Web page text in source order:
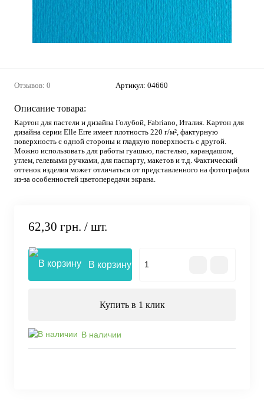
Отзывов: 0 Артикул: 04660
Описание товара:
Картон для пастели и дизайна Голубой, Fabriano, Италия. Картон для
дизайна серии Elle Erre имеет плотность 220 г/м², фактурную
поверхность с одной стороны и гладкую поверхность с другой.
Можно использовать для работы гуашью, пастелью, карандашом,
углем, гелевыми ручками, для паспарту, макетов и т.д. Фактический
оттенок изделия может отличаться от представленного на фотографии
из-за особенностей цветопередачи экрана.
62,30 грн. / шт.
В корзину
Купить в 1 клик
В наличии